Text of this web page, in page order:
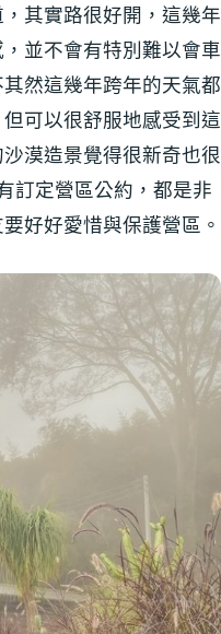
其實路很好開，這幾年
並不會有特別難以會車
然這幾年跨年的天氣都
可以很舒服地感受到這
漠造景覺得很新奇也很
訂定營區公約，都是非
好好愛惜與保護營區。